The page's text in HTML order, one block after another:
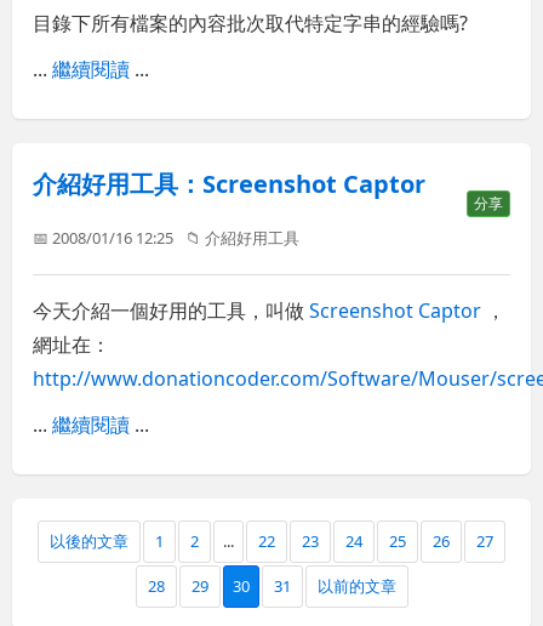
目錄下所有檔案的內容批次取代特定字串的經驗嗎?
...繼續閱讀 ...
介紹好用工具：Screenshot Captor
分享
📅 2008/01/16 12:25 📁介紹好用工具
今天介紹一個好用的工具，叫做Screenshot Captor ，
網址在：
http://www.donationcoder.com/Software/Mouser/
...繼續閱讀 ...
以後的文章 1 2 ... 22 23 24 25 26 27
28 29 30 31 以前的文章